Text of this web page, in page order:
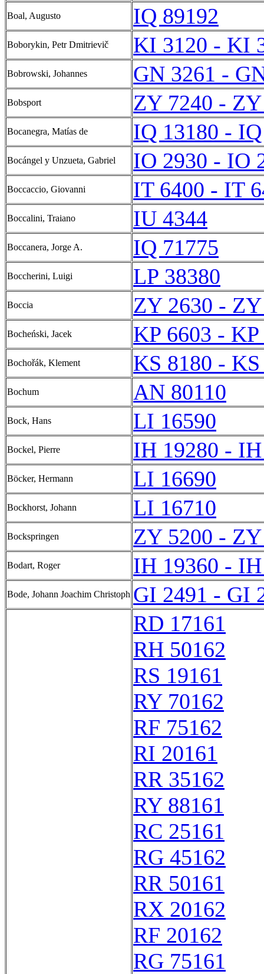
Boal, Augusto IQ 89192
Boborykin, Petr Dmitrievič KI 3120 - KI
Bobrowski, Johannes GN 3261 -
Bobsport ZY 7240 -
Bocanegra, Matías de IQ 13180 -
Bocángel y Unzueta, Gabriel IO 2930 - IO
Boccaccio, Giovanni IT 6400 - IT
Boccalini, Traiano IU 4344
Boccanera, Jorge A. IQ 71775
Boccherini, Luigi LP 38380
Boccia ZY 2630 -
Bocheński, Jacek KP 6603 - KP
Bochořák, Klement KS 8180 -
Bochum AN 80110
Bock, Hans LI 16590
Bockel, Pierre IH 19280 -
Böcker, Hermann LI 16690
Bockhorst, Johann LI 16710
Bockspringen ZY 5200 -
Bodart, Roger IH 19360 -
Bode, Johann Joachim Christoph GI 2491 - GI
RD 17161
RH 50162
RS 19161
RY 70162
RF 75162
RI 20161
RR 35162
RY 88161
RC 25161
RG 45162
RR 50161
RX 20162
RF 20162
RG 75161